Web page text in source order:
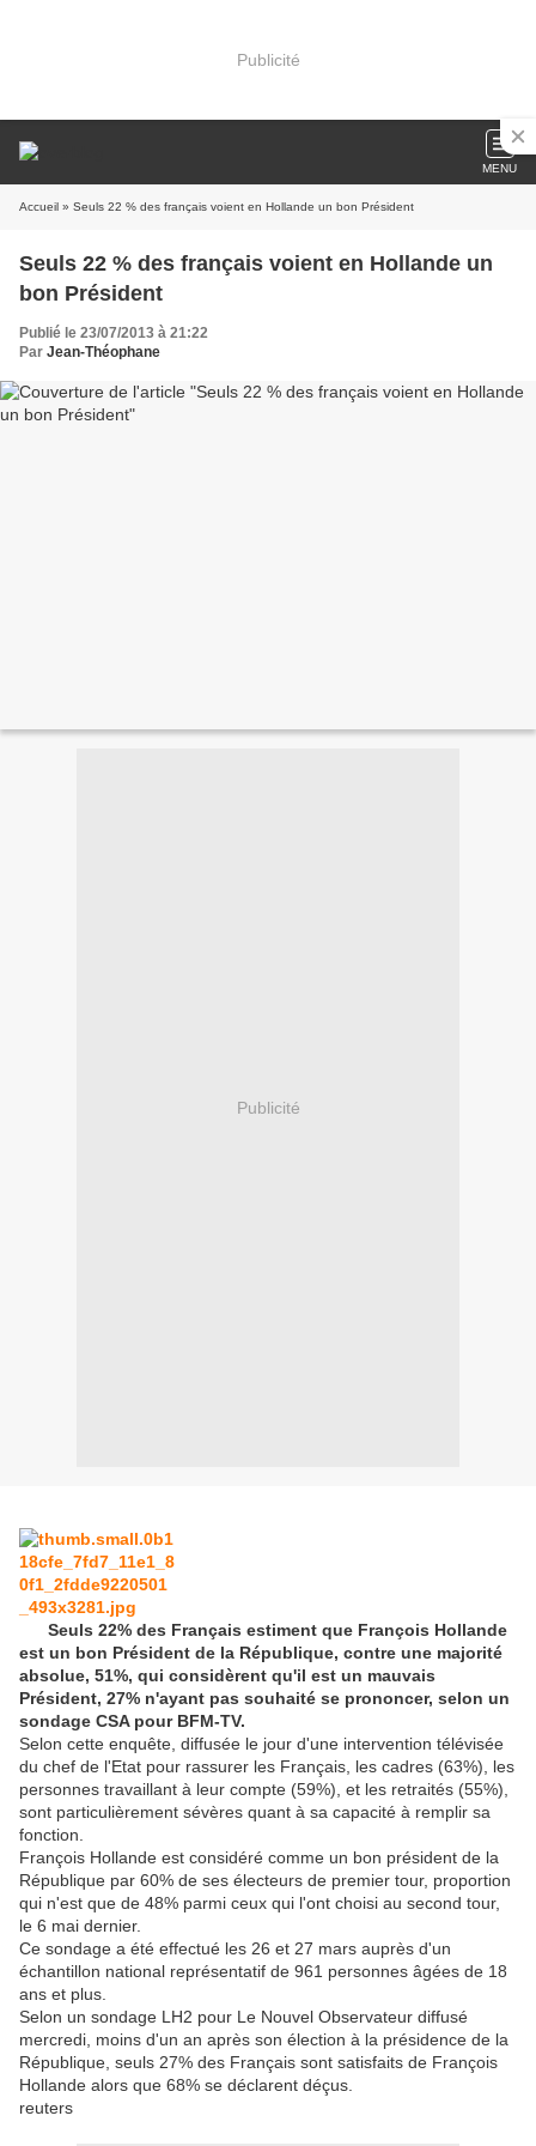
Publicité
MENU
Accueil » Seuls 22 % des français voient en Hollande un bon Président
Seuls 22 % des français voient en Hollande un
bon Président
Publié le 23/07/2013 à 21:22
Par Jean-Théophane
Publicité
Seuls 22% des Français estiment que François Hollande
est un bon Président de la République, contre une majorité
absolue, 51%, qui considèrent qu'il est un mauvais
Président, 27% n'ayant pas souhaité se prononcer, selon un
sondage CSA pour BFM-TV.
Selon cette enquête, diffusée le jour d'une intervention télévisée
du chef de l'Etat pour rassurer les Français, les cadres (63%), les
personnes travaillant à leur compte (59%), et les retraités (55%),
sont particulièrement sévères quant à sa capacité à remplir sa
fonction.
François Hollande est considéré comme un bon président de la
République par 60% de ses électeurs de premier tour, proportion
qui n'est que de 48% parmi ceux qui l'ont choisi au second tour,
le 6 mai dernier.
Ce sondage a été effectué les 26 et 27 mars auprès d'un
échantillon national représentatif de 961 personnes âgées de 18
ans et plus.
Selon un sondage LH2 pour Le Nouvel Observateur diffusé
mercredi, moins d'un an après son élection à la présidence de la
République, seuls 27% des Français sont satisfaits de François
Hollande alors que 68% se déclarent déçus.
reuters